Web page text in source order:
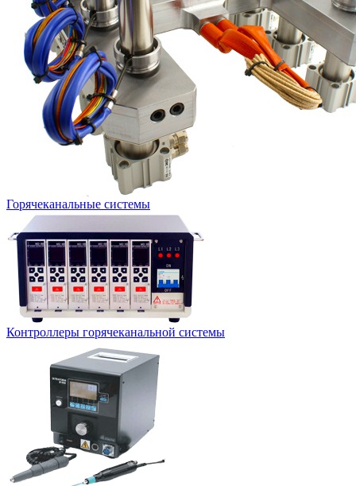
Горячеканальные системы
Контроллеры горячеканальной системы